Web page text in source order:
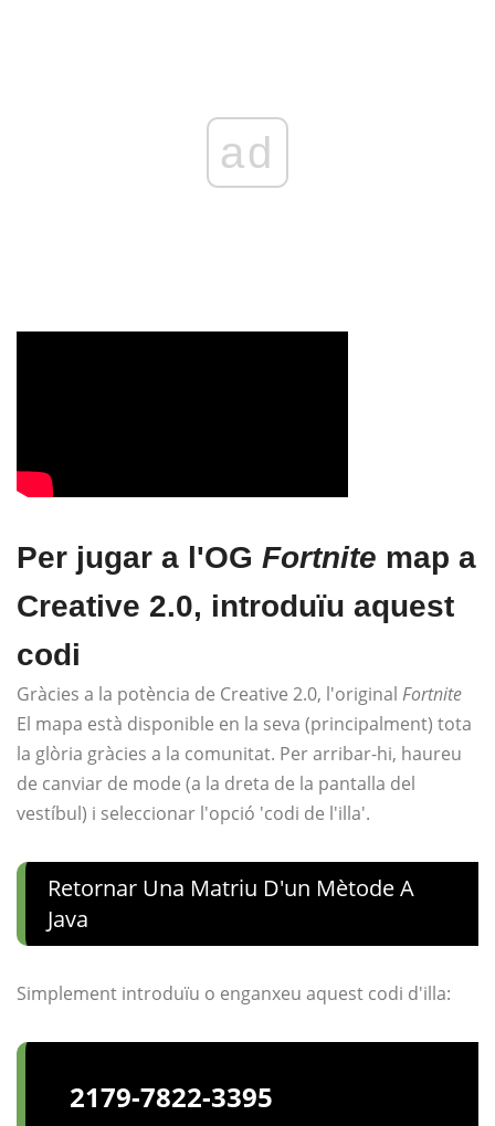
ad
Per jugar a l'OG Fortnite map a
Creative 2.0, introduïu aquest
codi
Gràcies a la potència de Creative 2.0, l'original Fortnite
El mapa està disponible en la seva (principalment) tota
la glòria gràcies a la comunitat. Per arribar-hi, haureu
de canviar de mode (a la dreta de la pantalla del
vestíbul) i seleccionar l'opció 'codi de l'illa'.
Retornar Una Matriu D'un Mètode A
Java
Simplement introduïu o enganxeu aquest codi d'illa:
2179-7822-3395